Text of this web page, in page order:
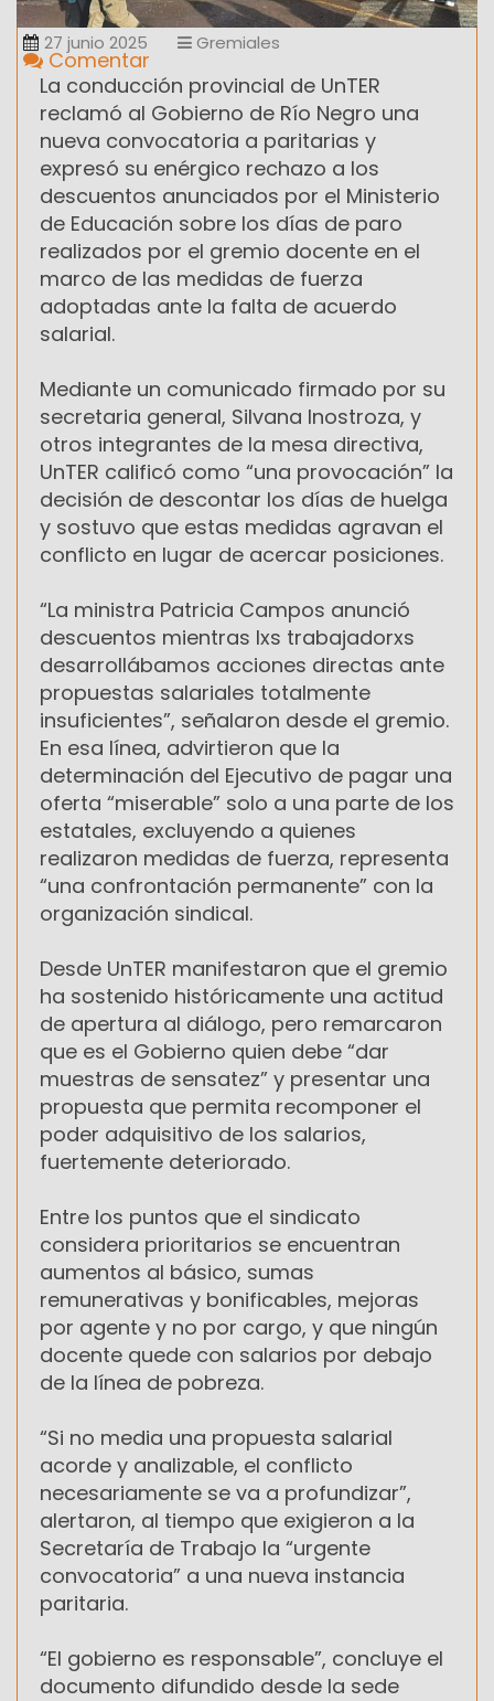
27 junio 2025 Gremiales
Comentar
La conducción provincial de UnTER
reclamó al Gobierno de Río Negro una
nueva convocatoria a paritarias y
expresó su enérgico rechazo a los
descuentos anunciados por el Ministerio
de Educación sobre los días de paro
realizados por el gremio docente en el
marco de las medidas de fuerza
adoptadas ante la falta de acuerdo
salarial.
Mediante un comunicado firmado por su
secretaria general, Silvana Inostroza, y
otros integrantes de la mesa directiva,
UnTER calificó como “una provocación” la
decisión de descontar los días de huelga
y sostuvo que estas medidas agravan el
conflicto en lugar de acercar posiciones.
“La ministra Patricia Campos anunció
descuentos mientras lxs trabajadorxs
desarrollábamos acciones directas ante
propuestas salariales totalmente
insuficientes”, señalaron desde el gremio.
En esa línea, advirtieron que la
determinación del Ejecutivo de pagar una
oferta “miserable” solo a una parte de los
estatales, excluyendo a quienes
realizaron medidas de fuerza, representa
“una confrontación permanente” con la
organización sindical.
Desde UnTER manifestaron que el gremio
ha sostenido históricamente una actitud
de apertura al diálogo, pero remarcaron
que es el Gobierno quien debe “dar
muestras de sensatez” y presentar una
propuesta que permita recomponer el
poder adquisitivo de los salarios,
fuertemente deteriorado.
Entre los puntos que el sindicato
considera prioritarios se encuentran
aumentos al básico, sumas
remunerativas y bonificables, mejoras
por agente y no por cargo, y que ningún
docente quede con salarios por debajo
de la línea de pobreza.
“Si no media una propuesta salarial
acorde y analizable, el conflicto
necesariamente se va a profundizar”,
alertaron, al tiempo que exigieron a la
Secretaría de Trabajo la “urgente
convocatoria” a una nueva instancia
paritaria.
“El gobierno es responsable”, concluye el
documento difundido desde la sede